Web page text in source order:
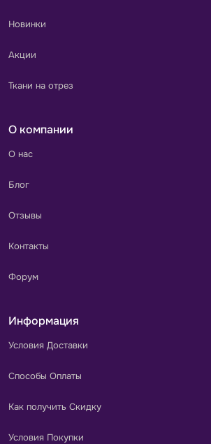
Новинки
Акции
Ткани на отрез
О компании
О нас
Блог
Отзывы
Контакты
Форум
Информация
Условия Доставки
Способы Оплаты
Как получить Скидку
Условия Покупки